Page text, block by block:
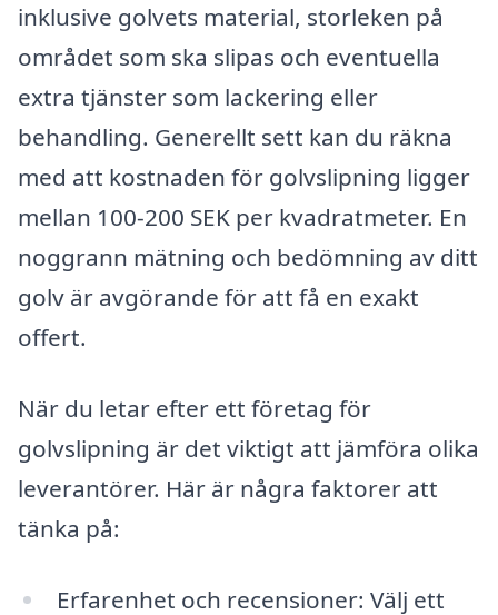
inklusive golvets material, storleken på
området som ska slipas och eventuella
extra tjänster som lackering eller
behandling. Generellt sett kan du räkna
med att kostnaden för golvslipning ligger
mellan 100-200 SEK per kvadratmeter. En
noggrann mätning och bedömning av ditt
golv är avgörande för att få en exakt
offert.
När du letar efter ett företag för
golvslipning är det viktigt att jämföra olika
leverantörer. Här är några faktorer att
tänka på:
Erfarenhet och recensioner: Välj ett